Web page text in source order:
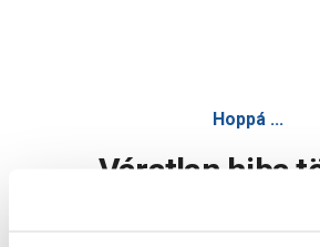
Hoppá ...
Váratlan hiba